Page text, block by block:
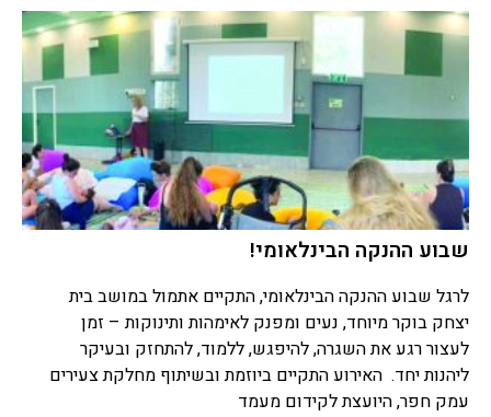
שבוע ההנקה הבינלאומי!
לרגל שבוע ההנקה הבינלאומי, התקיים אתמול במושב בית
יצחק בוקר מיוחד, נעים ומפנק לאימהות ותינוקות – זמן
לעצור רגע את השגרה, להיפגש, ללמוד, להתחזק ובעיקר
ליהנות יחד. האירוע התקיים ביוזמת ובשיתוף מחלקת צעירים
עמק חפר, היועצת לקידום מעמד